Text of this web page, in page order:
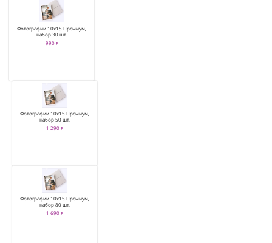
Фотографии 10х15 Премиум,
набор 30 шт.
990 ₽
Фотографии 10х15 Премиум,
набор 50 шт.
1 290 ₽
Фотографии 10х15 Премиум,
набор 80 шт.
1 690 ₽